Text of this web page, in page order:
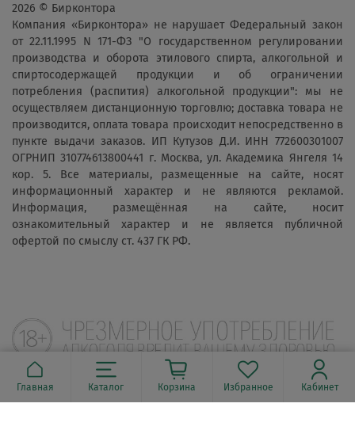
2026 © Бирконтора
Компания «Бирконтора» не нарушает Федеральный закон
от 22.11.1995 N 171-ФЗ "О государственном регулировании
производства и оборота этилового спирта, алкогольной и
спиртосодержащей продукции и об ограничении
потребления (распития) алкогольной продукции": мы не
осуществляем дистанционную торговлю; доставка товара не
производится, оплата товара происходит непосредственно в
пункте выдачи заказов. ИП Кутузов Д.И. ИНН 772600301007
ОГРНИП 310774613800441 г. Москва, ул. Академика Янгеля 14
кор. 5. Все материалы, размещенные на сайте, носят
информационный характер и не являются рекламой.
Информация, размещённая на сайте, носит
ознакомительный характер и не является публичной
офертой по смыслу ст. 437 ГК РФ.
Главная Каталог Корзина Избранное Кабинет